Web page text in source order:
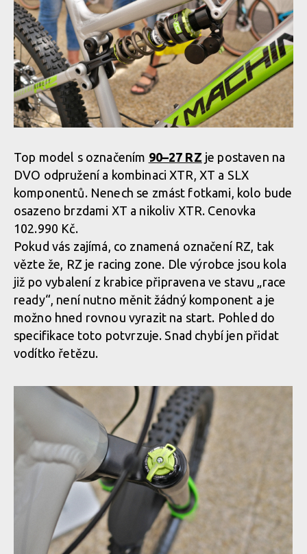
Rock Machine
2020 - nové
barvy a DVO
odpružení
Top model s označením 90–27 RZ je postaven na
DVO odpružení a kombinaci XTR, XT a SLX
komponentů. Nenech se zmást fotkami, kolo bude
osazeno brzdami XT a nikoliv XTR. Cenovka
102.990 Kč.
Pokud vás zajímá, co znamená označení RZ, tak
vězte že, RZ je racing zone. Dle výrobce jsou kola
již po vybalení z krabice připravena ve stavu „race
ready“, není nutno měnit žádný komponent a je
možno hned rovnou vyrazit na start. Pohled do
specifikace toto potvrzuje. Snad chybí jen přidat
vodítko řetězu.